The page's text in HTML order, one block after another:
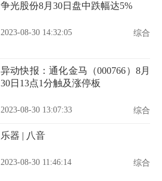
争光股份8月30日盘中跌幅达5%
2023-08-30 14:32:05 综合
异动快报：通化金马（000766）8月
30日13点1分触及涨停板
2023-08-30 13:07:33 综合
乐器 | 八音
2023-08-30 11:46:14 综合